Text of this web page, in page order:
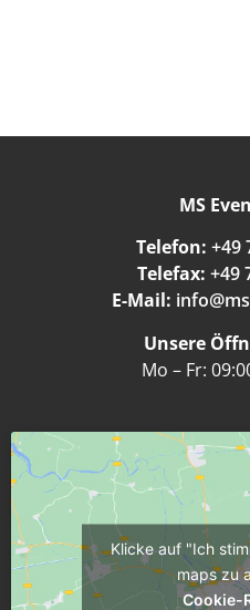
MS
Telefon: +49
Telefax: +49
E-Mail:
Unsere
Mo – Fr:
Klicke auf "Ich
maps zu
Cookie-